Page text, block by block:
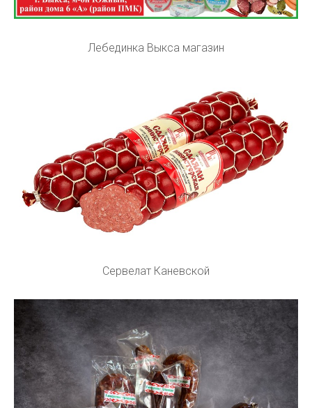
Лебединка Выкса магазин
Сервелат Каневской